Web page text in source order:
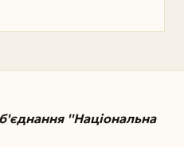
''Національна